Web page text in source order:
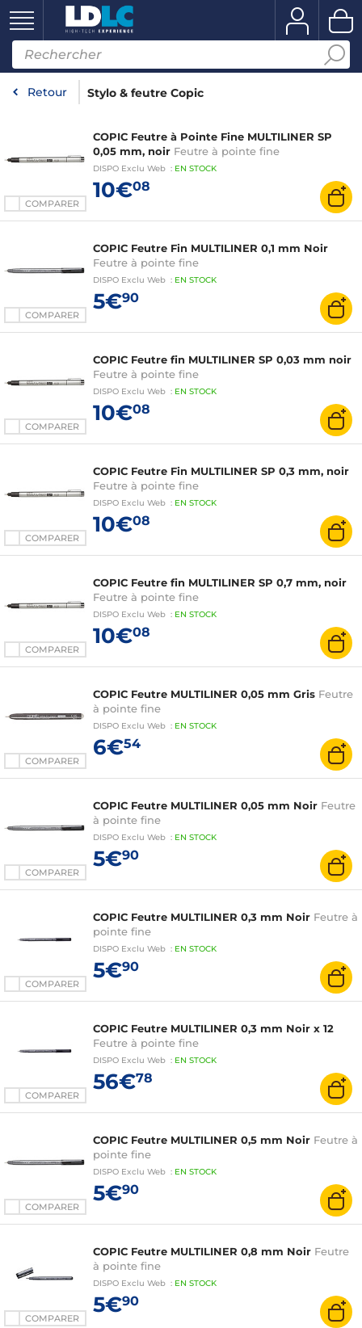
Retour Stylo & feutre Copic
COMPARER
COPIC Feutre à Pointe Fine MULTILINER SP
0,05 mm, noir Feutre à pointe fine
DISPO Exclu Web : EN STOCK
10€08
COMPARER
COPIC Feutre Fin MULTILINER 0,1 mm Noir
Feutre à pointe fine
DISPO Exclu Web : EN STOCK
5€90
COMPARER
COPIC Feutre fin MULTILINER SP 0,03 mm noir
Feutre à pointe fine
DISPO Exclu Web : EN STOCK
10€08
COMPARER
COPIC Feutre Fin MULTILINER SP 0,3 mm, noir
Feutre à pointe fine
DISPO Exclu Web : EN STOCK
10€08
COMPARER
COPIC Feutre fin MULTILINER SP 0,7 mm, noir
Feutre à pointe fine
DISPO Exclu Web : EN STOCK
10€08
COMPARER
COPIC Feutre MULTILINER 0,05 mm Gris Feutre
à pointe fine
DISPO Exclu Web : EN STOCK
6€54
COMPARER
COPIC Feutre MULTILINER 0,05 mm Noir Feutre
à pointe fine
DISPO Exclu Web : EN STOCK
5€90
COMPARER
COPIC Feutre MULTILINER 0,3 mm Noir Feutre à
pointe fine
DISPO Exclu Web : EN STOCK
5€90
COMPARER
COPIC Feutre MULTILINER 0,3 mm Noir x 12
Feutre à pointe fine
DISPO Exclu Web : EN STOCK
56€78
COMPARER
COPIC Feutre MULTILINER 0,5 mm Noir Feutre à
pointe fine
DISPO Exclu Web : EN STOCK
5€90
COMPARER
COPIC Feutre MULTILINER 0,8 mm Noir Feutre
à pointe fine
DISPO Exclu Web : EN STOCK
5€90